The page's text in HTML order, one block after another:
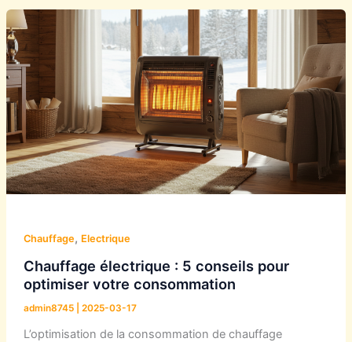
Chauffage, Electrique
Chauffage électrique : 5 conseils pour
optimiser votre consommation
admin8745 2025-03-17
L’optimisation de la consommation de chauffage